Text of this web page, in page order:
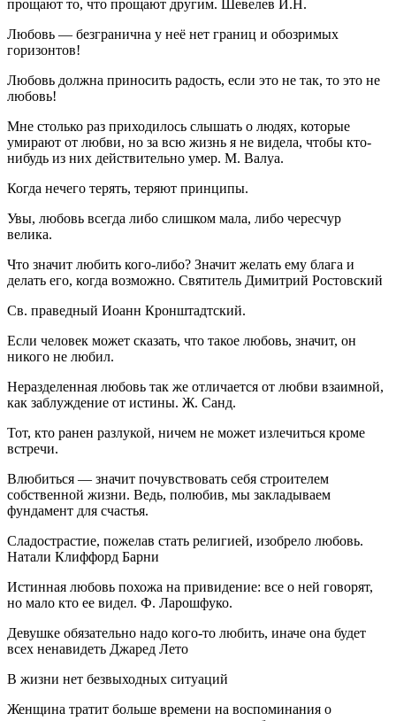
прощают то, что прощают другим. Шевелев И.Н.
Любовь — безгранична у неё нет границ и обозримых
горизонтов!
Любовь должна приносить радость, если это не так, то это не
любовь!
Мне столько раз приходилось слышать о людях, которые
умирают от любви, но за всю жизнь я не видела, чтобы кто-
нибудь из них действительно умер. М. Валуа.
Когда нечего терять, теряют принципы.
Увы, любовь всегда либо слишком мала, либо чересчур
велика.
Что значит любить кого-либо? Значит желать ему блага и
делать его, когда возможно. Святитель Димитрий Ростовский
Св. праведный Иоанн Кронштадтский.
Если человек может сказать, что такое любовь, значит, он
никого не любил.
Неразделенная любовь так же отличается от любви взаимной,
как заблуждение от истины. Ж. Санд.
Тот, кто ранен разлукой, ничем не может излечиться кроме
встречи.
Влюбиться — значит почувствовать себя строителем
собственной жизни. Ведь, полюбив, мы закладываем
фундамент для счастья.
Сладострастие, пожелав стать религией, изобрело любовь.
Натали Клиффорд Барни
Истинная любовь похожа на привидение: все о ней говорят,
но мало кто ее видел. Ф. Ларошфуко.
Девушке обязательно надо кого-то любить, иначе она будет
всех ненавидеть Джаред Лето
В жизни нет безвыходных ситуаций
Женщина тратит больше времени на воспоминания о